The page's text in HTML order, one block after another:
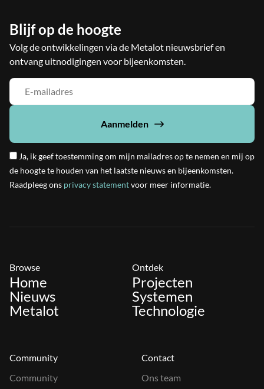
Blijf op de hoogte
Volg de ontwikkelingen via de Metalot nieuwsbrief en
ontvang uitnodigingen voor bijeenkomsten.
Aanmelden
Ja, ik geef toestemming om mijn mailadres op te nemen en mij op
de hoogte te houden van het laatste nieuws en bijeenkomsten.
Raadpleeg ons privacy statementvoor meer informatie.
Browse
Home
Nieuws
Metalot
Ontdek
Projecten
Systemen
Technologie
Community
Community
Contact
Ons team